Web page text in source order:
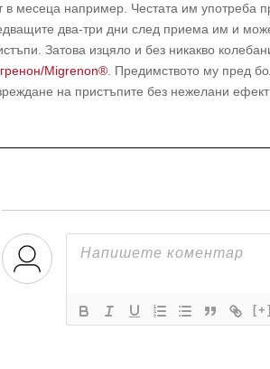
в месеца например. Честата им употреба
два-три дни след приема им и
Затова изцяло и без никакво
Migrenon®. Предимството му пред
на пристъпите без нежелани
[+]